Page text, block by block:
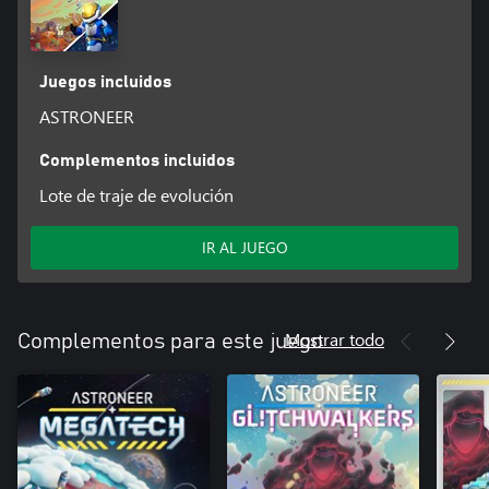
juego base
Además de la expansión, se seguirán añadiendo a Astroneer
novedades narrativas y de mecánicas de juego, así como diversas
mejoras, para todos los jugadores.
Juegos incluidos
ASTRONEER
Complementos incluidos
Lote de traje de evolución
IR AL JUEGO
Complementos para este juegoMostrar todo